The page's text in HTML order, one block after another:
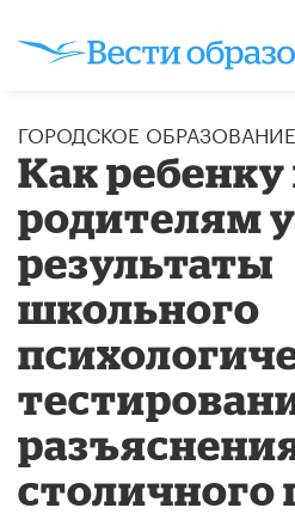
ГОРОДСКОЕ ОБРАЗОВАНИЕ
Как ребенку
родителям
результаты
школьного
столичного